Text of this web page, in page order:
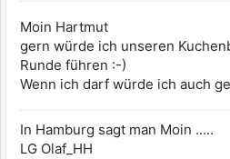
Moin Hartmut
gern würde ich unseren
Runde führen :-)
Wenn ich darf würde ich auch
In Hamburg sagt man Moin .....
LG Olaf_HH